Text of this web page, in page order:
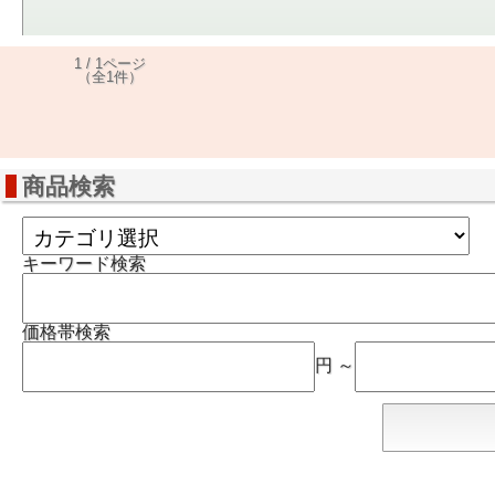
1 / 1ページ
（全1件）
商品検索
キーワード検索
価格帯検索
円 ～